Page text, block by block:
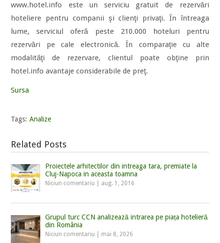
www.hotel.info este un serviciu gratuit de rezervări
hoteliere pentru companii şi clienţi privaţi. În întreaga
lume, serviciul oferă peste 210.000 hoteluri pentru
rezervări pe cale electronică. În comparaţie cu alte
modalităţi de rezervare, clientul poate obţine prin
hotel.info avantaje considerabile de preţ.
Sursa
Tags: Analize
Related Posts
Proiectele arhitectilor din intreaga tara, premiate la
Cluj-Napoca in aceasta toamna
Niciun comentariu aug. 1, 2016
Grupul turc CCN analizează intrarea pe piața hotelieră
din România
Niciun comentariu mai 8, 2026